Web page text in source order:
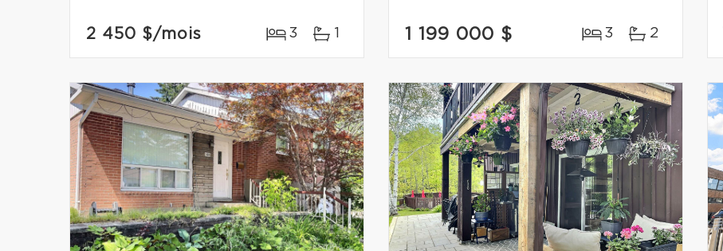
2 450 $/mois 3 1 1 199 000 $ 3 2